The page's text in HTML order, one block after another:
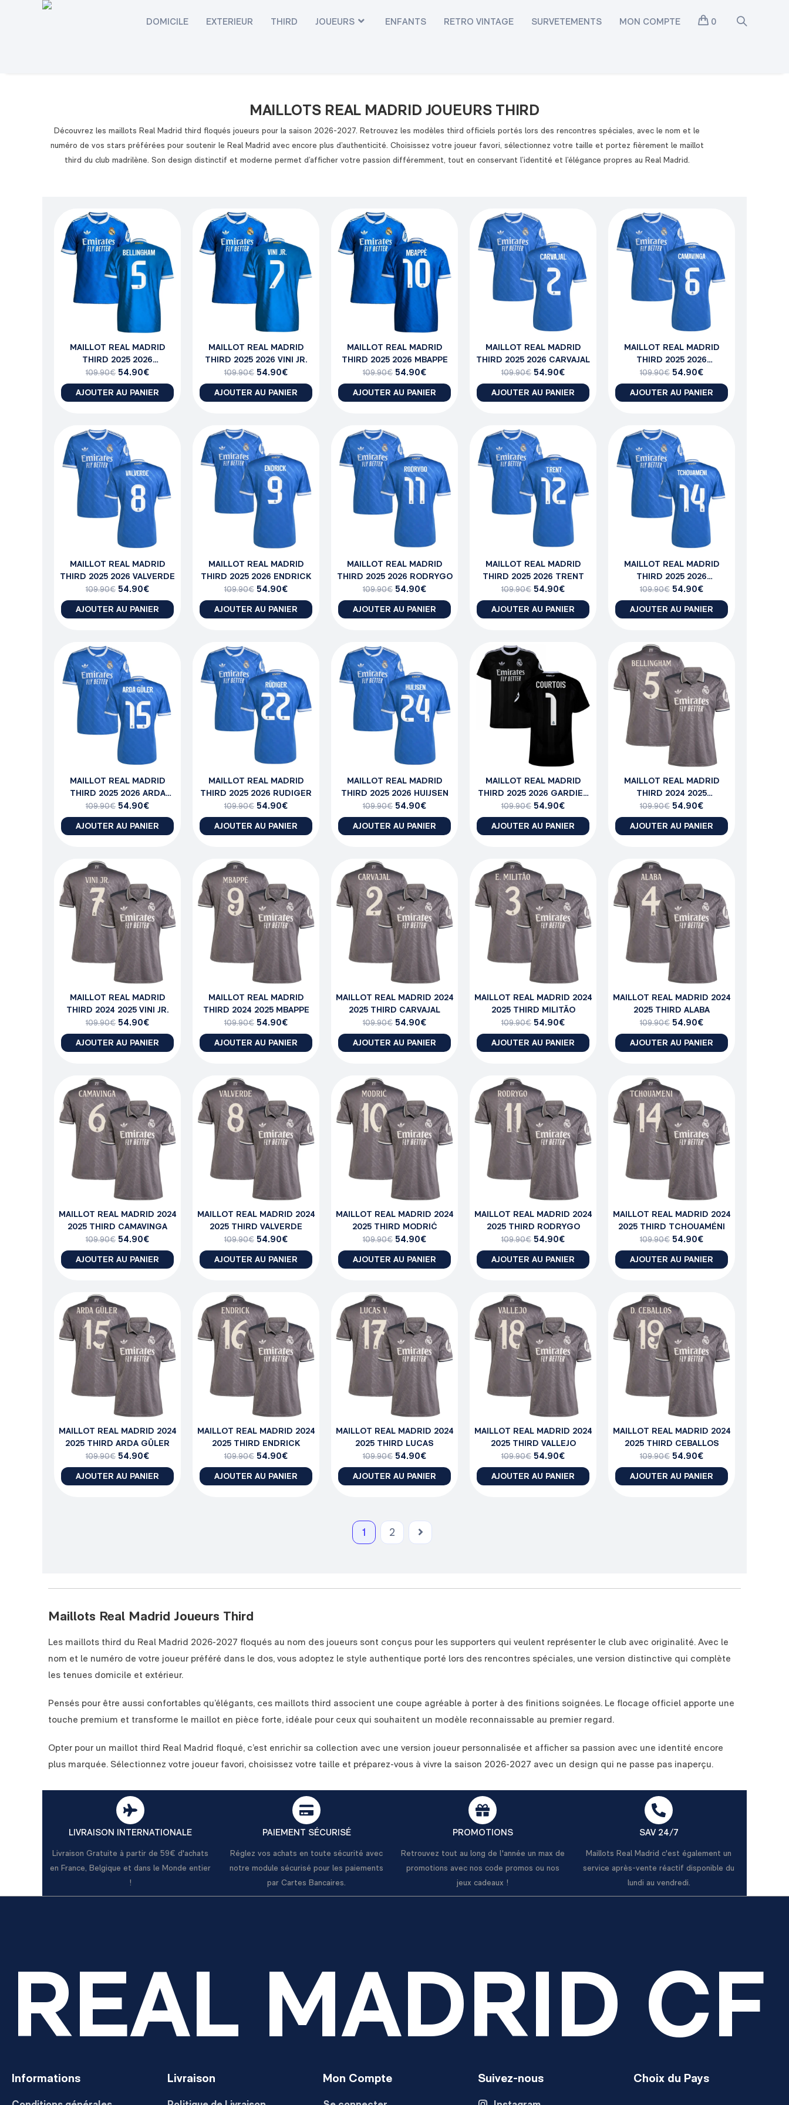
DOMICILE EXTERIEUR THIRD JOUEURS ENFANTS RETRO VINTAGE SURVETEMENTS MON COMPTE 0
MAILLOTS REAL MADRID JOUEURS THIRD
Découvrez les maillots Real Madrid third floqués joueurs pour la saison 2026-2027. Retrouvez les modèles third officiels portés lors des rencontres spéciales, avec le nom et le
numéro de vos stars préférées pour soutenir le Real Madrid avec encore plus d’authenticité. Choisissez votre joueur favori, sélectionnez votre taille et portez fièrement le maillot
third du club madrilène. Son design distinctif et moderne permet d’afficher votre passion différemment, tout en conservant l’identité et l’élégance propres au Real Madrid.
MAILLOT REAL MADRID
THIRD 2025 2026
BELLINGHAM
109.90€ 54.90€
AJOUTER AU PANIER
MAILLOT REAL MADRID
THIRD 2025 2026 VINI JR.
109.90€ 54.90€
AJOUTER AU PANIER
MAILLOT REAL MADRID
THIRD 2025 2026 MBAPPE
109.90€ 54.90€
AJOUTER AU PANIER
MAILLOT REAL MADRID
THIRD 2025 2026 CARVAJAL
109.90€ 54.90€
AJOUTER AU PANIER
MAILLOT REAL MADRID
THIRD 2025 2026
CAMAVINGA
109.90€ 54.90€
AJOUTER AU PANIER
MAILLOT REAL MADRID
THIRD 2025 2026 VALVERDE
109.90€ 54.90€
AJOUTER AU PANIER
MAILLOT REAL MADRID
THIRD 2025 2026 ENDRICK
109.90€ 54.90€
AJOUTER AU PANIER
MAILLOT REAL MADRID
THIRD 2025 2026 RODRYGO
109.90€ 54.90€
AJOUTER AU PANIER
MAILLOT REAL MADRID
THIRD 2025 2026 TRENT
109.90€ 54.90€
AJOUTER AU PANIER
MAILLOT REAL MADRID
THIRD 2025 2026
TCHOUAMENI
109.90€ 54.90€
AJOUTER AU PANIER
MAILLOT REAL MADRID
THIRD 2025 2026 ARDA
GULER
109.90€ 54.90€
AJOUTER AU PANIER
MAILLOT REAL MADRID
THIRD 2025 2026 RUDIGER
109.90€ 54.90€
AJOUTER AU PANIER
MAILLOT REAL MADRID
THIRD 2025 2026 HUIJSEN
109.90€ 54.90€
AJOUTER AU PANIER
MAILLOT REAL MADRID
THIRD 2025 2026 GARDIEN
COURTOIS
109.90€ 54.90€
AJOUTER AU PANIER
MAILLOT REAL MADRID
THIRD 2024 2025
BELLINGHAM
109.90€ 54.90€
AJOUTER AU PANIER
MAILLOT REAL MADRID
THIRD 2024 2025 VINI JR.
109.90€ 54.90€
AJOUTER AU PANIER
MAILLOT REAL MADRID
THIRD 2024 2025 MBAPPE
109.90€ 54.90€
AJOUTER AU PANIER
MAILLOT REAL MADRID 2024
2025 THIRD CARVAJAL
109.90€ 54.90€
AJOUTER AU PANIER
MAILLOT REAL MADRID 2024
2025 THIRD MILITÃO
109.90€ 54.90€
AJOUTER AU PANIER
MAILLOT REAL MADRID 2024
2025 THIRD ALABA
109.90€ 54.90€
AJOUTER AU PANIER
MAILLOT REAL MADRID 2024
2025 THIRD CAMAVINGA
109.90€ 54.90€
AJOUTER AU PANIER
MAILLOT REAL MADRID 2024
2025 THIRD VALVERDE
109.90€ 54.90€
AJOUTER AU PANIER
MAILLOT REAL MADRID 2024
2025 THIRD MODRIĆ
109.90€ 54.90€
AJOUTER AU PANIER
MAILLOT REAL MADRID 2024
2025 THIRD RODRYGO
109.90€ 54.90€
AJOUTER AU PANIER
MAILLOT REAL MADRID 2024
2025 THIRD TCHOUAMÉNI
109.90€ 54.90€
AJOUTER AU PANIER
MAILLOT REAL MADRID 2024
2025 THIRD ARDA GÜLER
109.90€ 54.90€
AJOUTER AU PANIER
MAILLOT REAL MADRID 2024
2025 THIRD ENDRICK
109.90€ 54.90€
AJOUTER AU PANIER
MAILLOT REAL MADRID 2024
2025 THIRD LUCAS
109.90€ 54.90€
AJOUTER AU PANIER
MAILLOT REAL MADRID 2024
2025 THIRD VALLEJO
109.90€ 54.90€
AJOUTER AU PANIER
MAILLOT REAL MADRID 2024
2025 THIRD CEBALLOS
109.90€ 54.90€
AJOUTER AU PANIER
1 2
Maillots Real Madrid Joueurs Third
Les maillots third du Real Madrid 2026-2027 floqués au nom des joueurs sont conçus pour les supporters qui veulent représenter le club avec originalité. Avec le
nom et le numéro de votre joueur préféré dans le dos, vous adoptez le style authentique porté lors des rencontres spéciales, une version distinctive qui complète
les tenues domicile et extérieur.
Pensés pour être aussi confortables qu’élégants, ces maillots third associent une coupe agréable à porter à des finitions soignées. Le flocage officiel apporte une
touche premium et transforme le maillot en pièce forte, idéale pour ceux qui souhaitent un modèle reconnaissable au premier regard.
Opter pour un maillot third Real Madrid floqué, c’est enrichir sa collection avec une version joueur personnalisée et afficher sa passion avec une identité encore
plus marquée. Sélectionnez votre joueur favori, choisissez votre taille et préparez-vous à vivre la saison 2026-2027 avec un design qui ne passe pas inaperçu.
LIVRAISON INTERNATIONALE
Livraison Gratuite à partir de 59€ d'achats
en France, Belgique et dans le Monde entier
!
PAIEMENT SÉCURISÉ
Réglez vos achats en toute sécurité avec
notre module sécurisé pour les paiements
par Cartes Bancaires.
PROMOTIONS
Retrouvez tout au long de l'année un max de
promotions avec nos code promos ou nos
jeux cadeaux !
SAV 24/7
Maillots Real Madrid c'est également un
service après-vente réactif disponible du
lundi au vendredi.
REAL MADRID CF
Informations Livraison Mon Compte Suivez-nous Choix du Pays